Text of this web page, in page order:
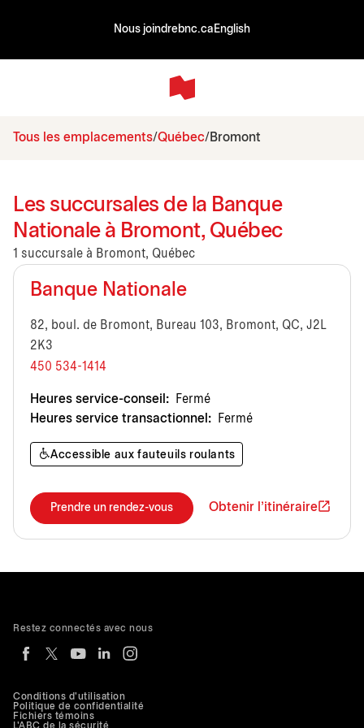
Nous joindrebnc.ca English
Tous les emplacements Québec Bromont
Les succursales de la Banque
Nationale à Bromont, Québec
1 succursale à Bromont, Québec
Banque Nationale
82, boul. de Bromont, Bureau 103, Bromont, QC, J2L
2K3
450 534-1414
Heures service-conseil:
Fermé
Heures service transactionnel:
Fermé
Accessible aux fauteuils roulants
Prendre un rendez-vous Obtenir l'itinéraire
Conditions d'utilisation
Politique de confidentialité
Fichiers témoins
L'ABC de la sécurité
Restez connectés avec nous